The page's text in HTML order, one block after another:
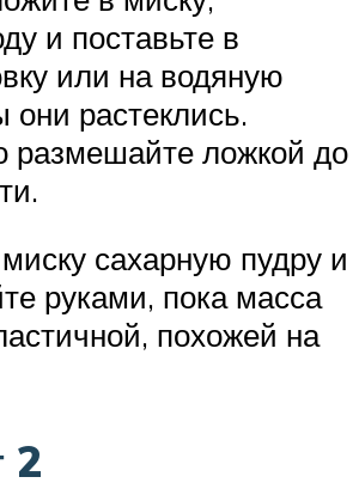
и поставьте в
или на водяную
растеклись.
размешайте ложкой до
сахарную пудру и
руками, пока масса
похожей на
2